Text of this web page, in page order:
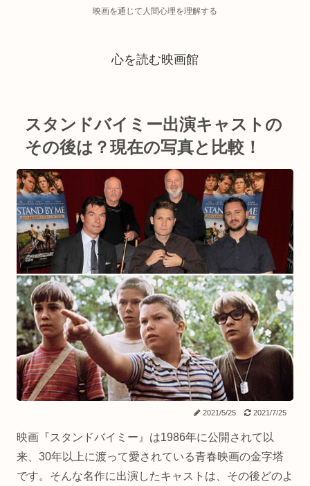
映画を通じて人間心理を理解する
心を読む映画館
スタンドバイミー出演キャストの
その後は？現在の写真と比較！
2021/5/25 2021/7/25
映画『スタンドバイミー』は1986年に公開されて以
来、30年以上に渡って愛されている青春映画の金字塔
です。そんな名作に出演したキャストは、その後どのよ